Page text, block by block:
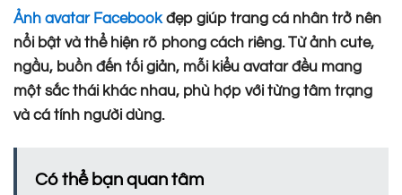
Ảnh avatar Facebook đẹp giúp trang cá nhân trở nên
nổi bật và thể hiện rõ phong cách riêng. Từ ảnh cute,
ngầu, buồn đến tối giản, mỗi kiểu avatar đều mang
một sắc thái khác nhau, phù hợp với từng tâm trạng
và cá tính người dùng.
Có thể bạn quan tâm